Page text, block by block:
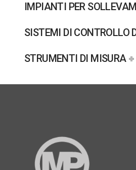
IMPIANTI PER
SISTEMI DI CONTROLLO
STRUMENTI DI MISURA